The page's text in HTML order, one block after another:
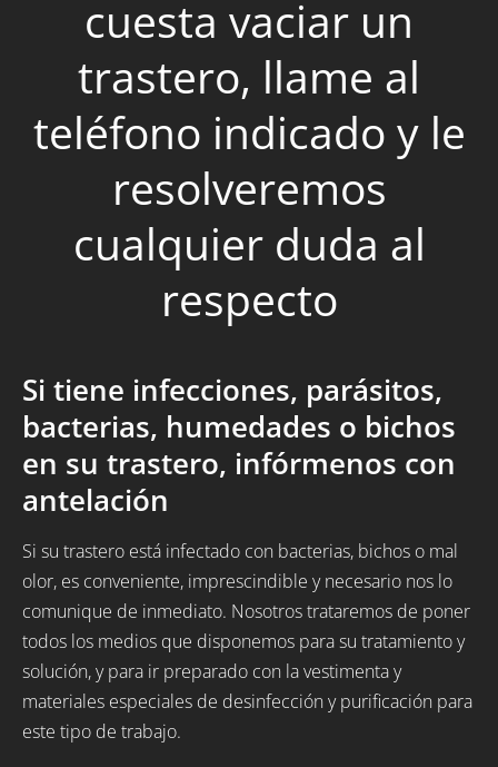
cuesta vaciar un
trastero, llame al
teléfono indicado y le
resolveremos
cualquier duda al
respecto
Si tiene infecciones, parásitos,
bacterias, humedades o bichos
en su trastero, infórmenos con
antelación
Si su trastero está infectado con bacterias, bichos o mal
olor, es conveniente, imprescindible y necesario nos lo
comunique de inmediato. Nosotros trataremos de poner
todos los medios que disponemos para su tratamiento y
solución, y para ir preparado con la vestimenta y
materiales especiales de desinfección y purificación para
este tipo de trabajo.